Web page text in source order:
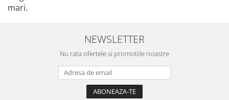
mari.
NEWSLETTER
Nu rata ofertele si promotiile noastre